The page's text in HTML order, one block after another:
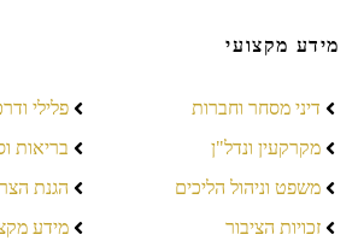
מידע מקצועי
דיני מסחר וחברות
מקרקעין ונדל"ן
משפט וניהול הליכים
זכויות הציבור
פלילי
בריאות
הגנת
מידע